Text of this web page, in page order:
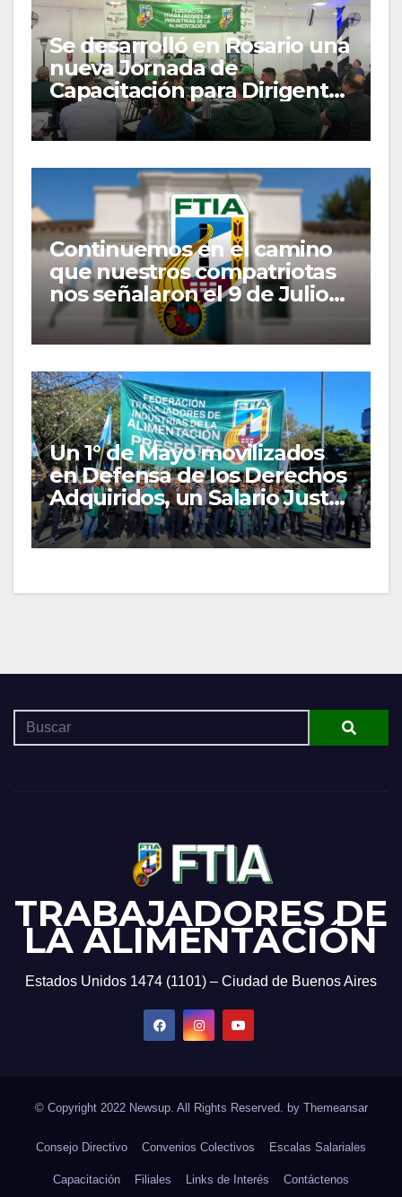
Se desarrolló en Rosario una
nueva Jornada de
Capacitación para Dirigentes
y Delegados Gremiales
Continuemos en el camino
que nuestros compatriotas
nos señalaron el 9 de Julio
de 1816
Un 1° de Mayo movilizados
en Defensa de los Derechos
Adquiridos, un Salario Justo
y las Organizaciones
Gremiales
TRABAJADORES DE
LA ALIMENTACIÓN
Estados Unidos 1474 (1101) – Ciudad de Buenos Aires
© Copyright 2022 Newsup. All Rights Reserved. by Themeansar
Consejo Directivo Convenios Colectivos Escalas Salariales
Capacitación Filiales Links de Interés Contáctenos